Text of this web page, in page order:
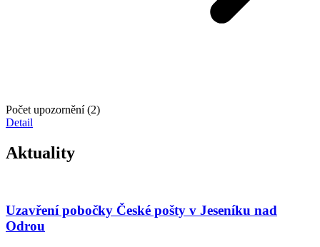
Počet upozornění (2)
Detail
Aktuality
Uzavření pobočky České pošty v Jeseníku nad
Odrou